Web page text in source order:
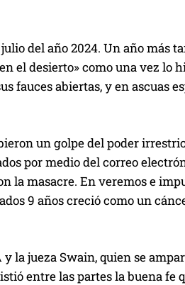
del año 2024. Un año más
el desierto» como una vez lo
fauces abiertas, y en ascuas
un golpe del poder
por medio del correo
la masacre. En veremos e
9 años creció como un
la jueza Swain, quien se
entre las partes la buena fe